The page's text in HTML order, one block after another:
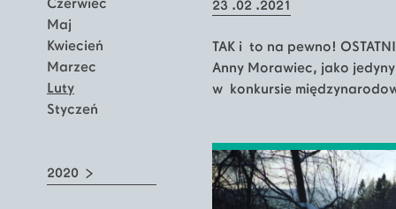
Czerwiec
Maj
Kwiecień
Marzec
Luty
Styczeń
2020
23 .02 .2021
TAK i to na pewno!
Anny Morawiec, jako
w konkursie